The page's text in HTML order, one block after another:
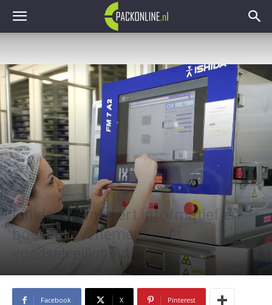
Ishida organiseert informatief en
boeiend evenement over
voedselveiligheid
Facebook X Pinterest